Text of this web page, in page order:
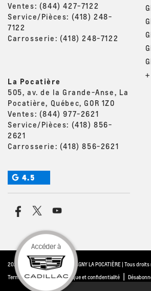
Ventes: (844) 427-7122
Service/Pièces: (418) 248-
7122
Carrosserie: (418) 248-7122
La Pocatière
505, av. de la Grande-Anse, La
Pocatière, Québec, G0R 1Z0
Ventes: (844) 977-2621
Service/Pièces: (418) 856-
2621
Carrosserie: (418) 856-2621
4.5
2026 © THIBAULT GM MONTMAGNY LA POCATIÈRE | Tous droits
Termes & conditions|Politique et confidentialité |